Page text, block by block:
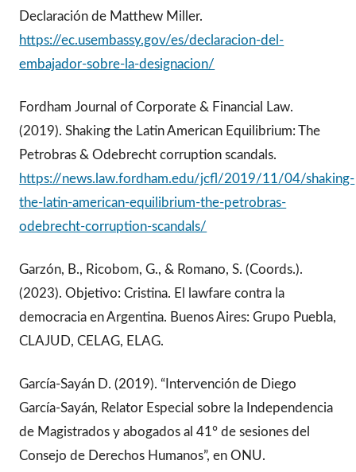
Declaración de Matthew Miller.
https://ec.usembassy.gov/es/declaracion-del-
embajador-sobre-la-designacion/
Fordham Journal of Corporate & Financial Law.
(2019). Shaking the Latin American Equilibrium: The
Petrobras & Odebrecht corruption scandals.
https://news.law.fordham.edu/jcfl/2019/11/04/shaking-
the-latin-american-equilibrium-the-petrobras-
odebrecht-corruption-scandals/
Garzón, B., Ricobom, G., & Romano, S. (Coords.).
(2023). Objetivo: Cristina. El lawfare contra la
democracia en Argentina. Buenos Aires: Grupo Puebla,
CLAJUD, CELAG, ELAG.
García-Sayán D. (2019). “Intervención de Diego
García-Sayán, Relator Especial sobre la Independencia
de Magistrados y abogados al 41° de sesiones del
Consejo de Derechos Humanos”, en ONU.